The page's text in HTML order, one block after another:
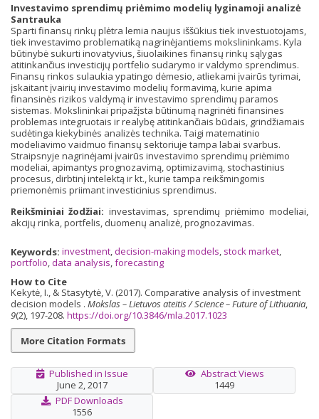
Investavimo sprendimų priėmimo modelių lyginamoji analizė
Santrauka
Sparti finansų rinkų plėtra lemia naujus iššūkius tiek investuotojams,
tiek investavimo problematiką nagrinėjantiems mokslininkams. Kyla
būtinybė sukurti inovatyvius, šiuolaikines finansų rinkų sąlygas
atitinkančius investicijų portfelio sudarymo ir valdymo sprendimus.
Finansų rinkos sulaukia ypatingo dėmesio, atliekami įvairūs tyrimai,
įskaitant įvairių investavimo modelių formavimą, kurie apima
finansinės rizikos valdymą ir investavimo sprendimų paramos
sistemas. Mokslininkai pripažįsta būtinumą nagrinėti finansines
problemas integruotais ir realybę atitinkančiais būdais, grindžiamais
sudėtinga kiekybinės analizės technika. Taigi matematinio
modeliavimo vaidmuo finansų sektoriuje tampa labai svarbus.
Straipsnyje nagrinėjami įvairūs investavimo sprendimų priėmimo
modeliai, apimantys prognozavimą, optimizavimą, stochastinius
procesus, dirbtinį intelektą ir kt., kurie tampa reikšmingomis
priemonėmis priimant investicinius sprendimus.
Reikšminiai žodžiai: investavimas, sprendimų priėmimo modeliai,
akcijų rinka, portfelis, duomenų analizė, prognozavimas.
Keywords: investment,decision-making models, stock market,
portfolio,data analysis,forecasting
How to Cite
Kekytė, I., & Stasytytė, V. (2017). Comparative analysis of investment
decision models . Mokslas – Lietuvos ateitis / Science – Future of Lithuania,
9(2), 197-208. https://doi.org/10.3846/mla.2017.1023
More Citation Formats
Published in Issue
June 2, 2017
Abstract Views
1449
PDF Downloads
1556